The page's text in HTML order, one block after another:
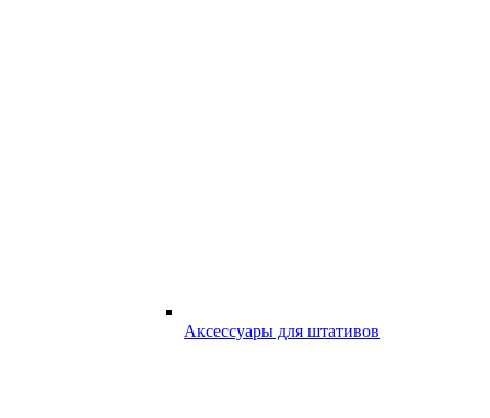
Аксессуары для штативов